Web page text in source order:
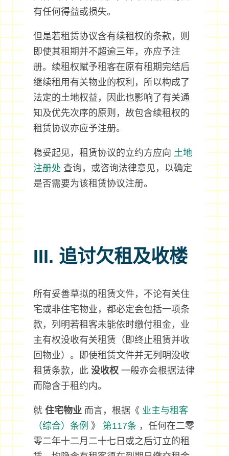
有任何得益或损失。
但是若租赁协议含有续租权的条款，则
即使其租期并不超逾三年，亦应予注
册。续租权赋予租客在原有租期完结后
继续租用有关物业的权利，所以构成了
法定的土地权益，因此也影响了有关通
知及优先次序的原则，故包含续租权的
租赁协议亦应予注册。
稳妥起见，租赁协议的立约方应向 土地
注册处查询，或咨询法律意见，以确定
是否需要为该租赁协议注册。
III. 追讨欠租及收楼
所有妥善草拟的租赁文件，不论有关住
宅或非住宅物业，都必定会包括一项条
款，列明若租客未能依时缴付租金，业
主有权没收有关租赁（即终止租赁并收
回物业）。即使租赁文件并无列明没收
租赁条款，此 没收权一般亦会根据法律
而隐含于租约内。
就 住宅物业而言，根据《 业主与租客
（综合）条例 》 第117条，任何在二零
零二年十二月二十七日或之后订立的租